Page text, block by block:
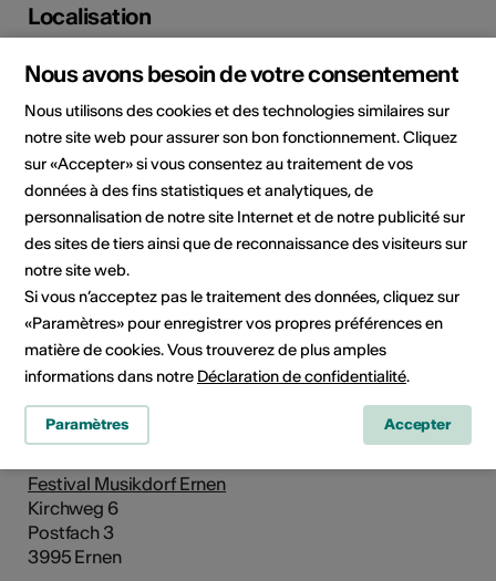
Localisation
Kirchweg 6, 3995 Ernen
Planifier un itinéraire
Transports publics
Adresse
Tellenhaus
Festival Musikdorf Ernen
Kirchweg 6
Postfach 3
3995 Ernen
Nous avons besoin de votre consentement
Nous utilisons des cookies et des technologies similaires sur
notre site web pour assurer son bon fonctionnement. Cliquez
sur «Accepter» si vous consentez au traitement de vos
données à des fins statistiques et analytiques, de
personnalisation de notre site Internet et de notre publicité sur
des sites de tiers ainsi que de reconnaissance des visiteurs sur
notre site web.
Si vous n’acceptez pas le traitement des données, cliquez sur
«Paramètres» pour enregistrer vos propres préférences en
matière de cookies. Vous trouverez de plus amples
informations dans notre Déclaration de confidentialité.
Paramètres Accepter